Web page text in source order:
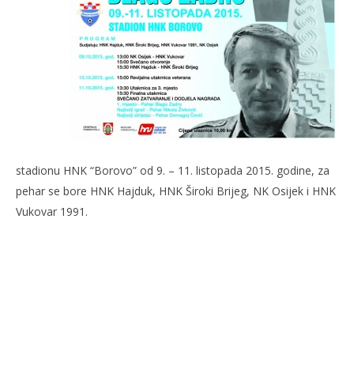
NOW VIEWING
Vukovar: HNK Široki Brijeg – HNK Hajduk
stadionu HNK “Borovo” od 9. – 11. listopada 2015. godine, za
pehar se bore HNK Hajduk, HNK Široki Brijeg, NK Osijek i HNK
Vukovar 1991.